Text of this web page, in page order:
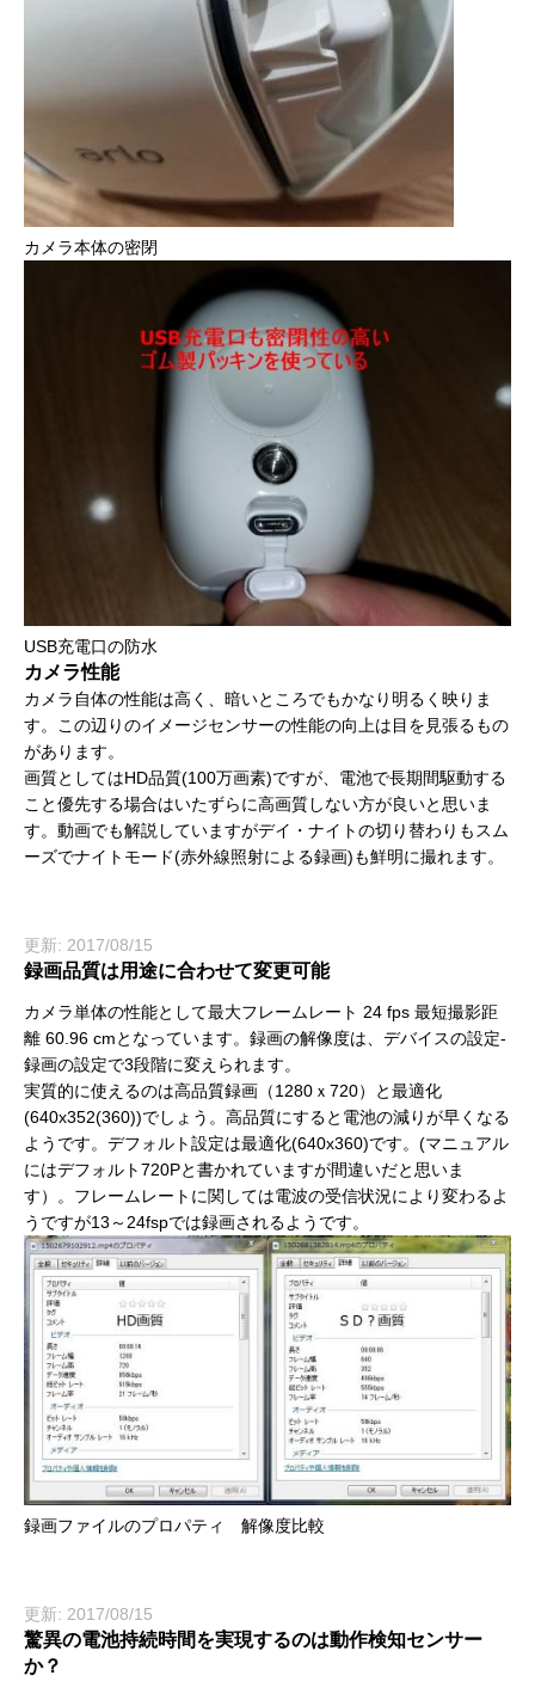
カメラ本体の密閉
USB充電口の防水
カメラ性能
カメラ自体の性能は高く、暗いところでもかなり明るく映りま
す。この辺りのイメージセンサーの性能の向上は目を見張るもの
があります。
画質としてはHD品質(100万画素)ですが、電池で長期間駆動する
こと優先する場合はいたずらに高画質しない方が良いと思いま
す。動画でも解説していますがデイ・ナイトの切り替わりもスム
ーズでナイトモード(赤外線照射による録画)も鮮明に撮れます。
更新: 2017/08/15
録画品質は用途に合わせて変更可能
カメラ単体の性能として最大フレームレート 24 fps 最短撮影距
離 60.96 cmとなっています。録画の解像度は、デバイスの設定-
録画の設定で3段階に変えられます。
実質的に使えるのは高品質録画（1280ｘ720）と最適化
(640x352(360))でしょう。高品質にすると電池の減りが早くなる
ようです。デフォルト設定は最適化(640x360)です。(マニュアル
にはデフォルト720Pと書かれていますが間違いだと思いま
す）。フレームレートに関しては電波の受信状況により変わるよ
うですが13～24fspでは録画されるようです。
録画ファイルのプロパティ 解像度比較
更新: 2017/08/15
驚異の電池持続時間を実現するのは動作検知センサー
か？